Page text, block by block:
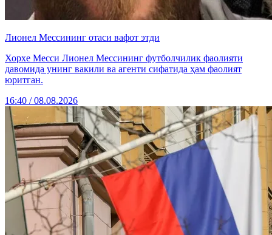
Лионел Мессининг отаси вафот этди
Хорхе Месси Лионел Мессининг футболчилик фаолияти
давомида унинг вакили ва агенти сифатида ҳам фаолият
юритган.
16:40 / 08.08.2026